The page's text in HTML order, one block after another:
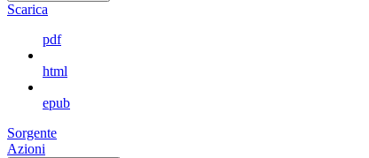
Scarica
pdf
html
epub
Sorgente
Azioni